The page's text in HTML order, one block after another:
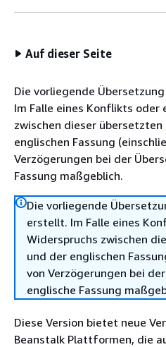
Auf dieser Seite
Die vorliegende
Im Falle eines Konflikts oder
zwischen dieser übersetzten
englischen Fassung
Verzögerungen bei der
Fassung maßgeblich.
Die vorliegende
erstellt. Im Falle eines
Widerspruchs zwischen
und der englischen
von Verzögerungen bei
englische Fassung
Diese Version bietet neue
Beanstalk Plattformen, die